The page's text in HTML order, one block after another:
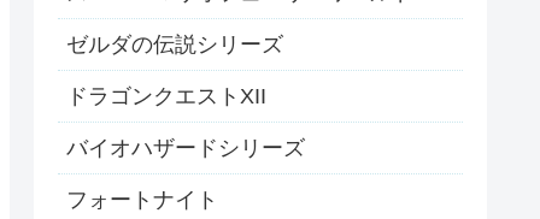
ゼルダの伝説シリーズ
ドラゴンクエストXII
バイオハザードシリーズ
フォートナイト